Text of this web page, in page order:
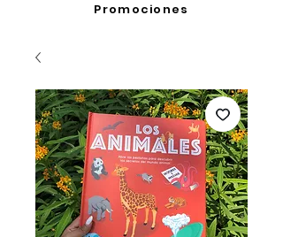
Promociones